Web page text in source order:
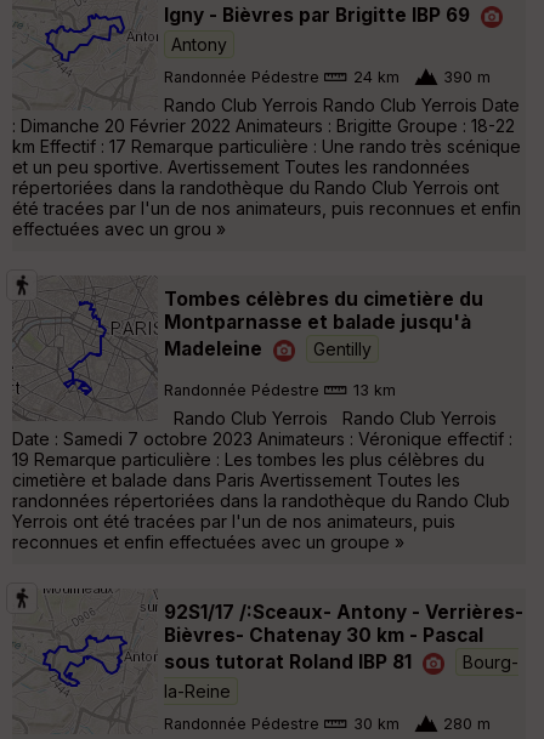
Igny - Bièvres par Brigitte IBP 69
Antony
Randonnée Pédestre 24 km 390 m
Rando Club Yerrois Rando Club Yerrois Date
: Dimanche 20 Février 2022 Animateurs : Brigitte Groupe : 18-22
km Effectif : 17 Remarque particulière : Une rando très scénique
et un peu sportive. Avertissement Toutes les randonnées
répertoriées dans la randothèque du Rando Club Yerrois ont
été tracées par l'un de nos animateurs, puis reconnues et enfin
effectuées avec un grou »
Tombes célèbres du cimetière du
Montparnasse et balade jusqu'à
Madeleine
Gentilly
Randonnée Pédestre 13 km
Rando Club Yerrois Rando Club Yerrois
Date : Samedi 7 octobre 2023 Animateurs : Véronique effectif :
19 Remarque particulière : Les tombes les plus célèbres du
cimetière et balade dans Paris Avertissement Toutes les
randonnées répertoriées dans la randothèque du Rando Club
Yerrois ont été tracées par l'un de nos animateurs, puis
reconnues et enfin effectuées avec un groupe »
92S1/17 /:Sceaux- Antony - Verrières-
Bièvres- Chatenay 30 km - Pascal
sous tutorat Roland IBP 81
Bourg-
la-Reine
Randonnée Pédestre 30 km 280 m